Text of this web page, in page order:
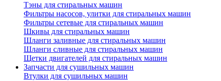
Тэны для стиральных машин
Фильтры насосов, улитки для стиральных машин
Фильтры сетевые для стиральных машин
Шкивы для стиральных машин
Шланги заливные для стиральных машин
Шланги сливные для стиральных машин
Щетки двигателей для стиральных машин
Запчасти для сушильных машин
Втулки для сушильных машин